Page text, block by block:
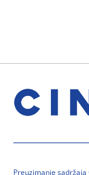
Preuzimanje